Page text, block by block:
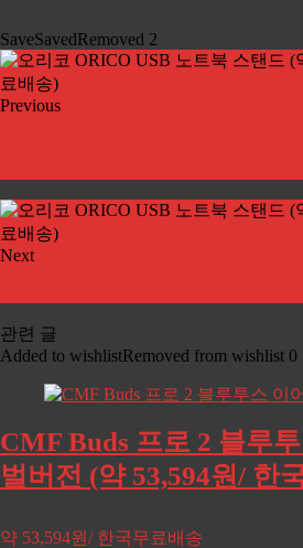
SaveSavedRemoved 2
Previous
Next
관련 글
Added to wishlistRemoved from wishlist 0
CMF Buds 프로 2 블루
벌버전 (약 53,594원/ 한
약 53,594원/ 한국무료배송